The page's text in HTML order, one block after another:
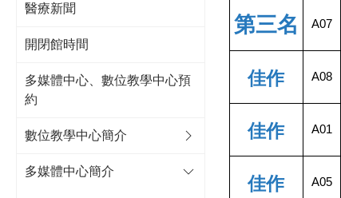
醫療新聞
開閉館時間
多媒體中心、數位教學中心預
約
數位教學中心簡介
多媒體中心簡介
第三名 A07
佳作 A08
佳作 A01
佳作 A05